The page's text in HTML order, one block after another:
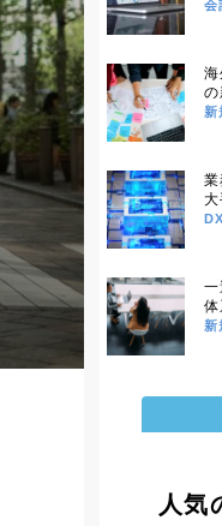
ェ
会
新
業
バ
DX
体
新
人気